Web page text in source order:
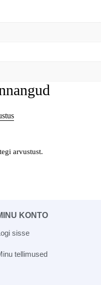
arvustust.
KONTO
sisse
tellimused